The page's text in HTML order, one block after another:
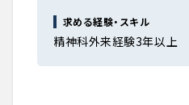
求める経験・スキル
精神科外来経験3年以上